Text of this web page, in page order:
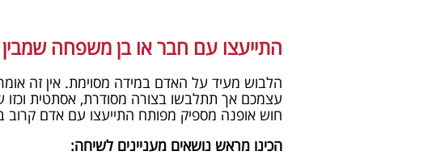
התייעצו עם חבר או בן משפחה
הלבוש מעיד על האדם במידה מסוימת. אין זה
עצמכם אך תתלבשו בצורה מסודרת, אסתטית
חוש אופנה מספיק מפותח התייעצו עם אדם קרוב
הכינו מראש נושאים מעניינים לשיחה: